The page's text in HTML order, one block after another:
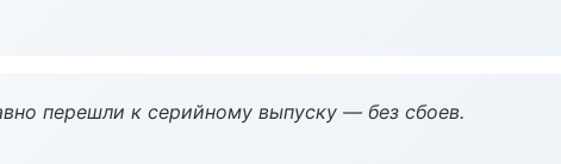
перешли к серийному выпуску — без сбоев.